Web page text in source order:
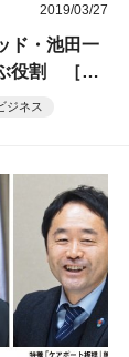
2019/03/27
ド・池田一
役割 ［20
ジネス